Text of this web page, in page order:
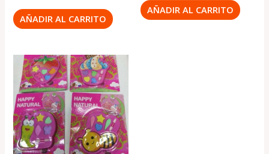
AÑADIR AL CARRITO
AÑADIR AL CARRITO